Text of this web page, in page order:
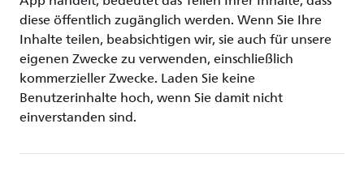
diese öffentlich zugänglich werden. Wenn Sie Ihre
Inhalte teilen, beabsichtigen wir, sie auch für unsere
eigenen Zwecke zu verwenden, einschließlich
kommerzieller Zwecke. Laden Sie keine
Benutzerinhalte hoch, wenn Sie damit nicht
einverstanden sind.